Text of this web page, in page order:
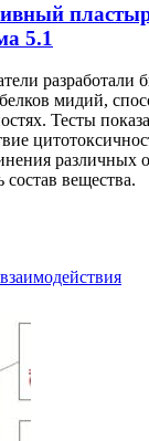
5.1
разработали
мидий,
Тесты
различных
вещества.